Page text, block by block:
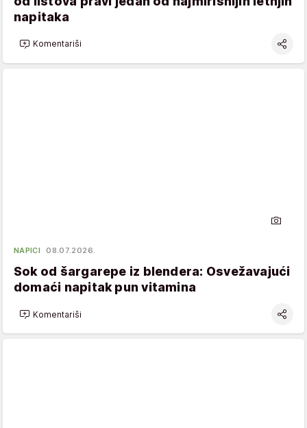
napitaka
Komentariši
NAPICI 08.07.2026.
Sok od šargarepe iz blendera: Osvežavajući
domaći napitak pun vitamina
Komentariši